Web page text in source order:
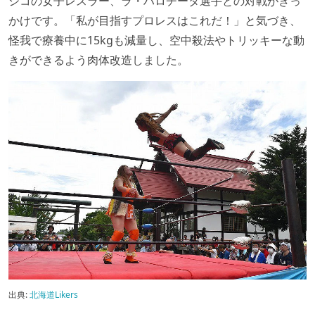
かけです。「私が目指すプロレスはこれだ！」と気づき、
怪我で療養中に15kgも減量し、空中殺法やトリッキーな動
きができるよう肉体改造しました。
出典:北海道Likers